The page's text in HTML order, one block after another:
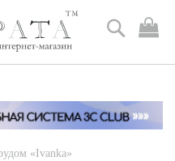
Поиск
«Ivanka»